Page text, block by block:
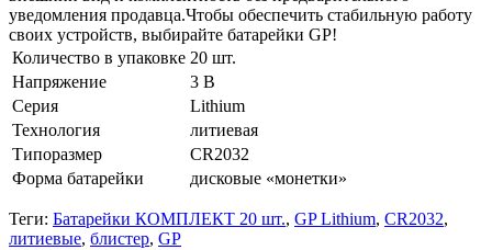
уведомления продавца.Чтобы обеспечить стабильную работу
своих устройств, выбирайте батарейки GP!
Количество в упаковке 20 шт.
Напряжение
3 В
Серия
Lithium
Технология
литиевая
Типоразмер
CR2032
Форма батарейки
дисковые «монетки»
Теги: Батарейки КОМПЛЕКТ 20 шт., GP Lithium, CR2032,
литиевые, блистер, GP